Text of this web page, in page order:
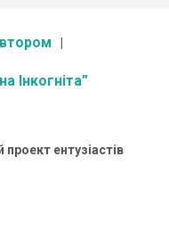
Інкогніта”
проект ентузіастів